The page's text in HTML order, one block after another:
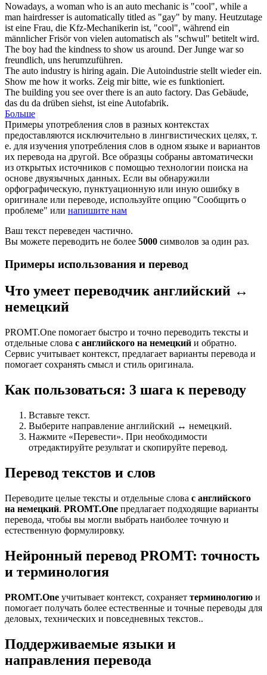
Nowadays, a woman who is an auto mechanic is "cool", while a
man hairdresser is automatically titled as "gay" by many. Heutzutage
ist eine Frau, die Kfz-Mechanikerin ist, "cool", während ein
männlicher Frisör von vielen automatisch als "schwul" betitelt wird.
The boy had the kindness to show us around. Der Junge war so
freundlich, uns herumzuführen.
The auto industry is hiring again. Die Autoindustrie stellt wieder ein.
Show me how it works. Zeig mir bitte, wie es funktioniert.
The building you see over there is an auto factory. Das Gebäude,
das du da drüben siehst, ist eine Autofabrik.
Больше
Примеры употребления слов в разных контекстах
предоставляются исключительно в лингвистических целях, т.
е. для изучения употребления слов в одном языке и вариантов
их перевода на другой. Все образцы собраны автоматически
из открытых источников с помощью технологии поиска на
основе двуязычных данных. Если вы обнаружили
орфографическую, пунктуационную или иную ошибку в
оригинале или переводе, используйте опцию "Сообщить о
проблеме" или напишите нам
Ваш текст переведен частично.
Вы можете переводить не более 5000 символов за один раз.
Примеры использования и перевод
Что умеет переводчик английский ↔
немецкий
PROMT.One помогает быстро и точно переводить тексты и
отдельные слова с английского на немецкий и обратно.
Сервис учитывает контекст, предлагает варианты перевода и
помогает сохранять смысл и стиль оригинала.
Как пользоваться: 3 шага к переводу
Вставьте текст.
Выберите направление английский ↔ немецкий.
Нажмите «Перевести». При необходимости
отредактируйте результат и скопируйте перевод.
Перевод текстов и слов
Переводите целые тексты и отдельные слова с английского
на немецкий. PROMT.One предлагает подходящие варианты
перевода, чтобы вы могли выбрать наиболее точную и
естественную формулировку.
Нейронный перевод PROMT: точность
и терминология
PROMT.One учитывает контекст, сохраняет терминологию и
помогает получать более естественные и точные переводы для
деловых, технических и повседневных текстов..
Поддерживаемые языки и
направления перевода